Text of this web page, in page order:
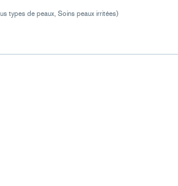
types de peaux, Soins peaux irritées)